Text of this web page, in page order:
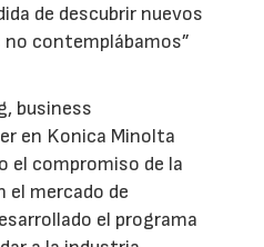
de descubrir nuevos
contemplábamos”
business
en Konica Minolta
el compromiso de la
el mercado de
el programa